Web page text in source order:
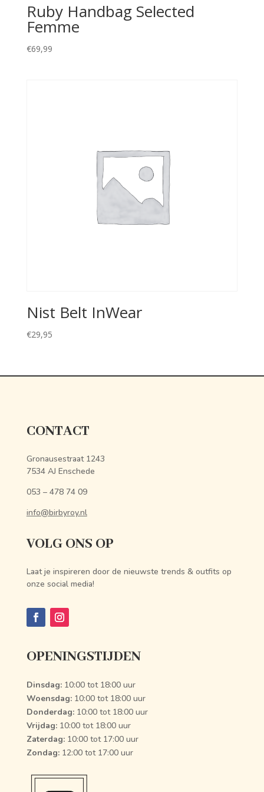
Ruby Handbag Selected
Femme
€69,99
Nist Belt InWear
€29,95
CONTACT
Gronausestraat 1243
7534 AJ Enschede
053 – 478 74 09
info@birbyroy.nl
VOLG ONS OP
Laat je inspireren door de nieuwste trends & outfits op
onze social media!
OPENINGSTIJDEN
Dinsdag:10:00 tot 18:00 uur
Woensdag:10:00 tot 18:00 uur
Donderdag:10:00 tot 18:00 uur
Vrijdag:10:00 tot 18:00 uur
Zaterdag:10:00 tot 17:00 uur
Zondag:12:00 tot 17:00 uur